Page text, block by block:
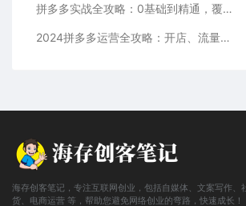
拼多多实战全攻略：0基础到精通，覆盖选品、运营、推广、起款
2024拼多多运营全攻略：开店、流量、营销、推广与商品发布技巧（无水印）
海存创客笔记，专注互联网创业，包括自媒体、文案写作、
货、电商运营 等，帮助您避免网络创业的弯路，快速成长！